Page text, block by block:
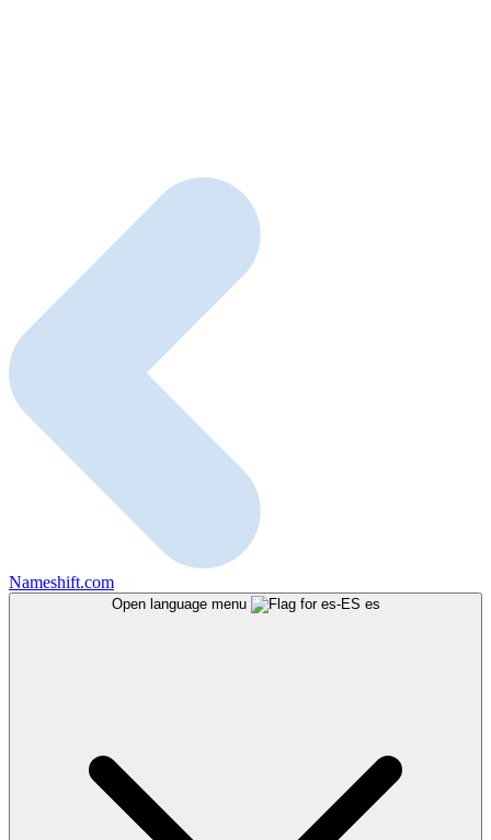
Nameshift.com
Open language menu es